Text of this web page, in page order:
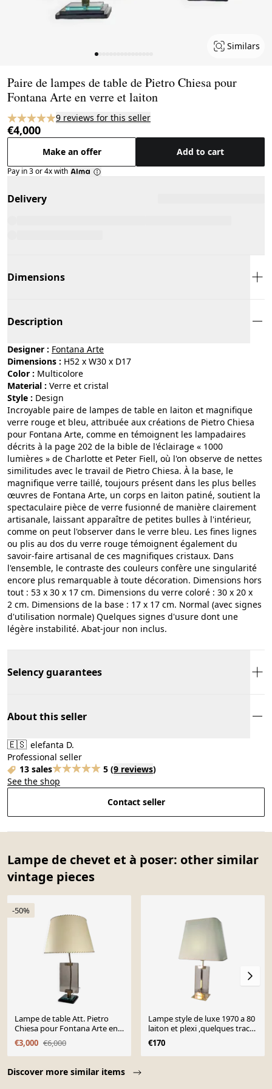
Similars
Paire de lampes de table de Pietro Chiesa pour
Fontana Arte en verre et laiton
9 reviews for this seller
€4,000
Make an offer Add to cart
Pay in 3 or 4x with
Delivery
Dimensions
Description
Designer : Fontana Arte
Dimensions : H52 x W30 x D17
Color :
multicolore
Material :
verre et cristal
Style :
design
Incroyable paire de lampes de table en laiton et magnifique
verre rouge et bleu, attribuée aux créations de Pietro Chiesa
pour Fontana Arte, comme en témoignent les lampadaires
décrits à la page 202 de la bible de l'éclairage « 1000
lumières » de Charlotte et Peter Fiell, où l'on observe de nettes
similitudes avec le travail de Pietro Chiesa. À la base, le
magnifique verre taillé, toujours présent dans les plus belles
œuvres de Fontana Arte, un corps en laiton patiné, soutient la
spectaculaire pièce de verre fusionné de manière clairement
artisanale, laissant apparaître de petites bulles à l'intérieur,
comme on peut l'observer dans le verre bleu. Les fines lignes
ou plis au dos du verre rouge témoignent également du
savoir-faire artisanal de ces magnifiques cristaux. Dans
l'ensemble, le contraste des couleurs confère une singularité
encore plus remarquable à toute décoration. Dimensions hors
tout : 53 x 30 x 17 cm. Dimensions du verre coloré : 30 x 20 x
2 cm. Dimensions de la base : 17 x 17 cm. Normal (avec signes
d'utilisation normale) Quelques signes d'usure dont une
légère instabilité. Abat-jour non inclus.
Selency guarantees
About this seller
🇪🇸 elefanta D.
Professional seller
13 sales
5 (9 reviews)
See the shop
Contact seller
Lampe de chevet et à poser: other similar
vintage pieces
Discover more similar items
-50%
Lampe de table Att. Pietro
Chiesa pour Fontana Arte en
verre et laiton
€3,000 €6,000
Lampe style de luxe 1970 a 80
laiton et plexi ,quelques trace
usure , 65x40 d origine
€170